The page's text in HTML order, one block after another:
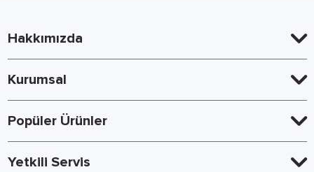
Hakkımızda
Kurumsal
Popüler Ürünler
Yetkili Servis